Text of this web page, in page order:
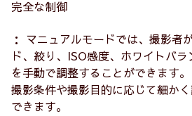
完全な制御
： マニュアルモードでは、撮影者
ド、絞り、ISO感度、ホワイトバ
を手動で調整することができます
撮影条件や撮影目的に応じて細か
できます。